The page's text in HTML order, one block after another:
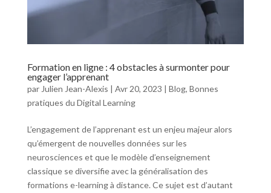
Formation en ligne : 4 obstacles à surmonter pour
engager l’apprenant
par Julien Jean-Alexis | Avr 20, 2023 | Blog, Bonnes
pratiques du Digital Learning
L’engagement de l’apprenant est un enjeu majeur alors
qu’émergent de nouvelles données sur les
neurosciences et que le modèle d’enseignement
classique se diversifie avec la généralisation des
formations e-learning à distance. Ce sujet est d’autant